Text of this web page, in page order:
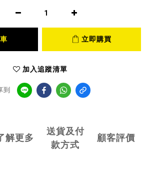
立即購買
加入追蹤清單
到
解更多
送貨及付
款方式
顧客評價